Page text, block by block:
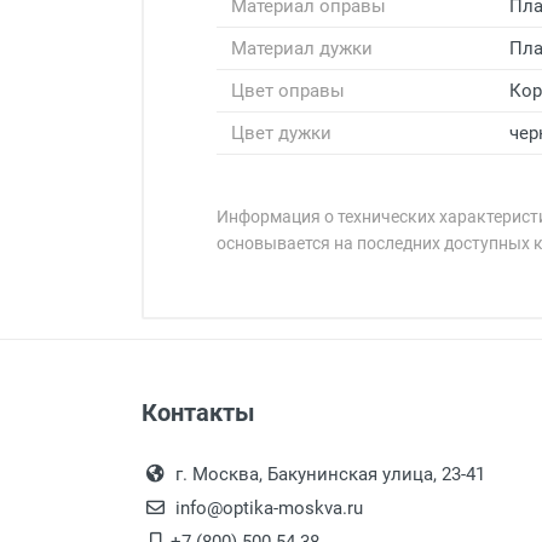
Материал оправы
Материал дужки
Цвет оправы
Цвет дужки
Информация о технических
основывается на последних доступных
Длина дужки:
Перечисление средств на
Выдаем товар в рабочие
После того, как заказ
Для получения товара при
Заказ необходимо
Контакты
г. Москва, Бакунинская улица, 23-41
info@optika-moskva.ru